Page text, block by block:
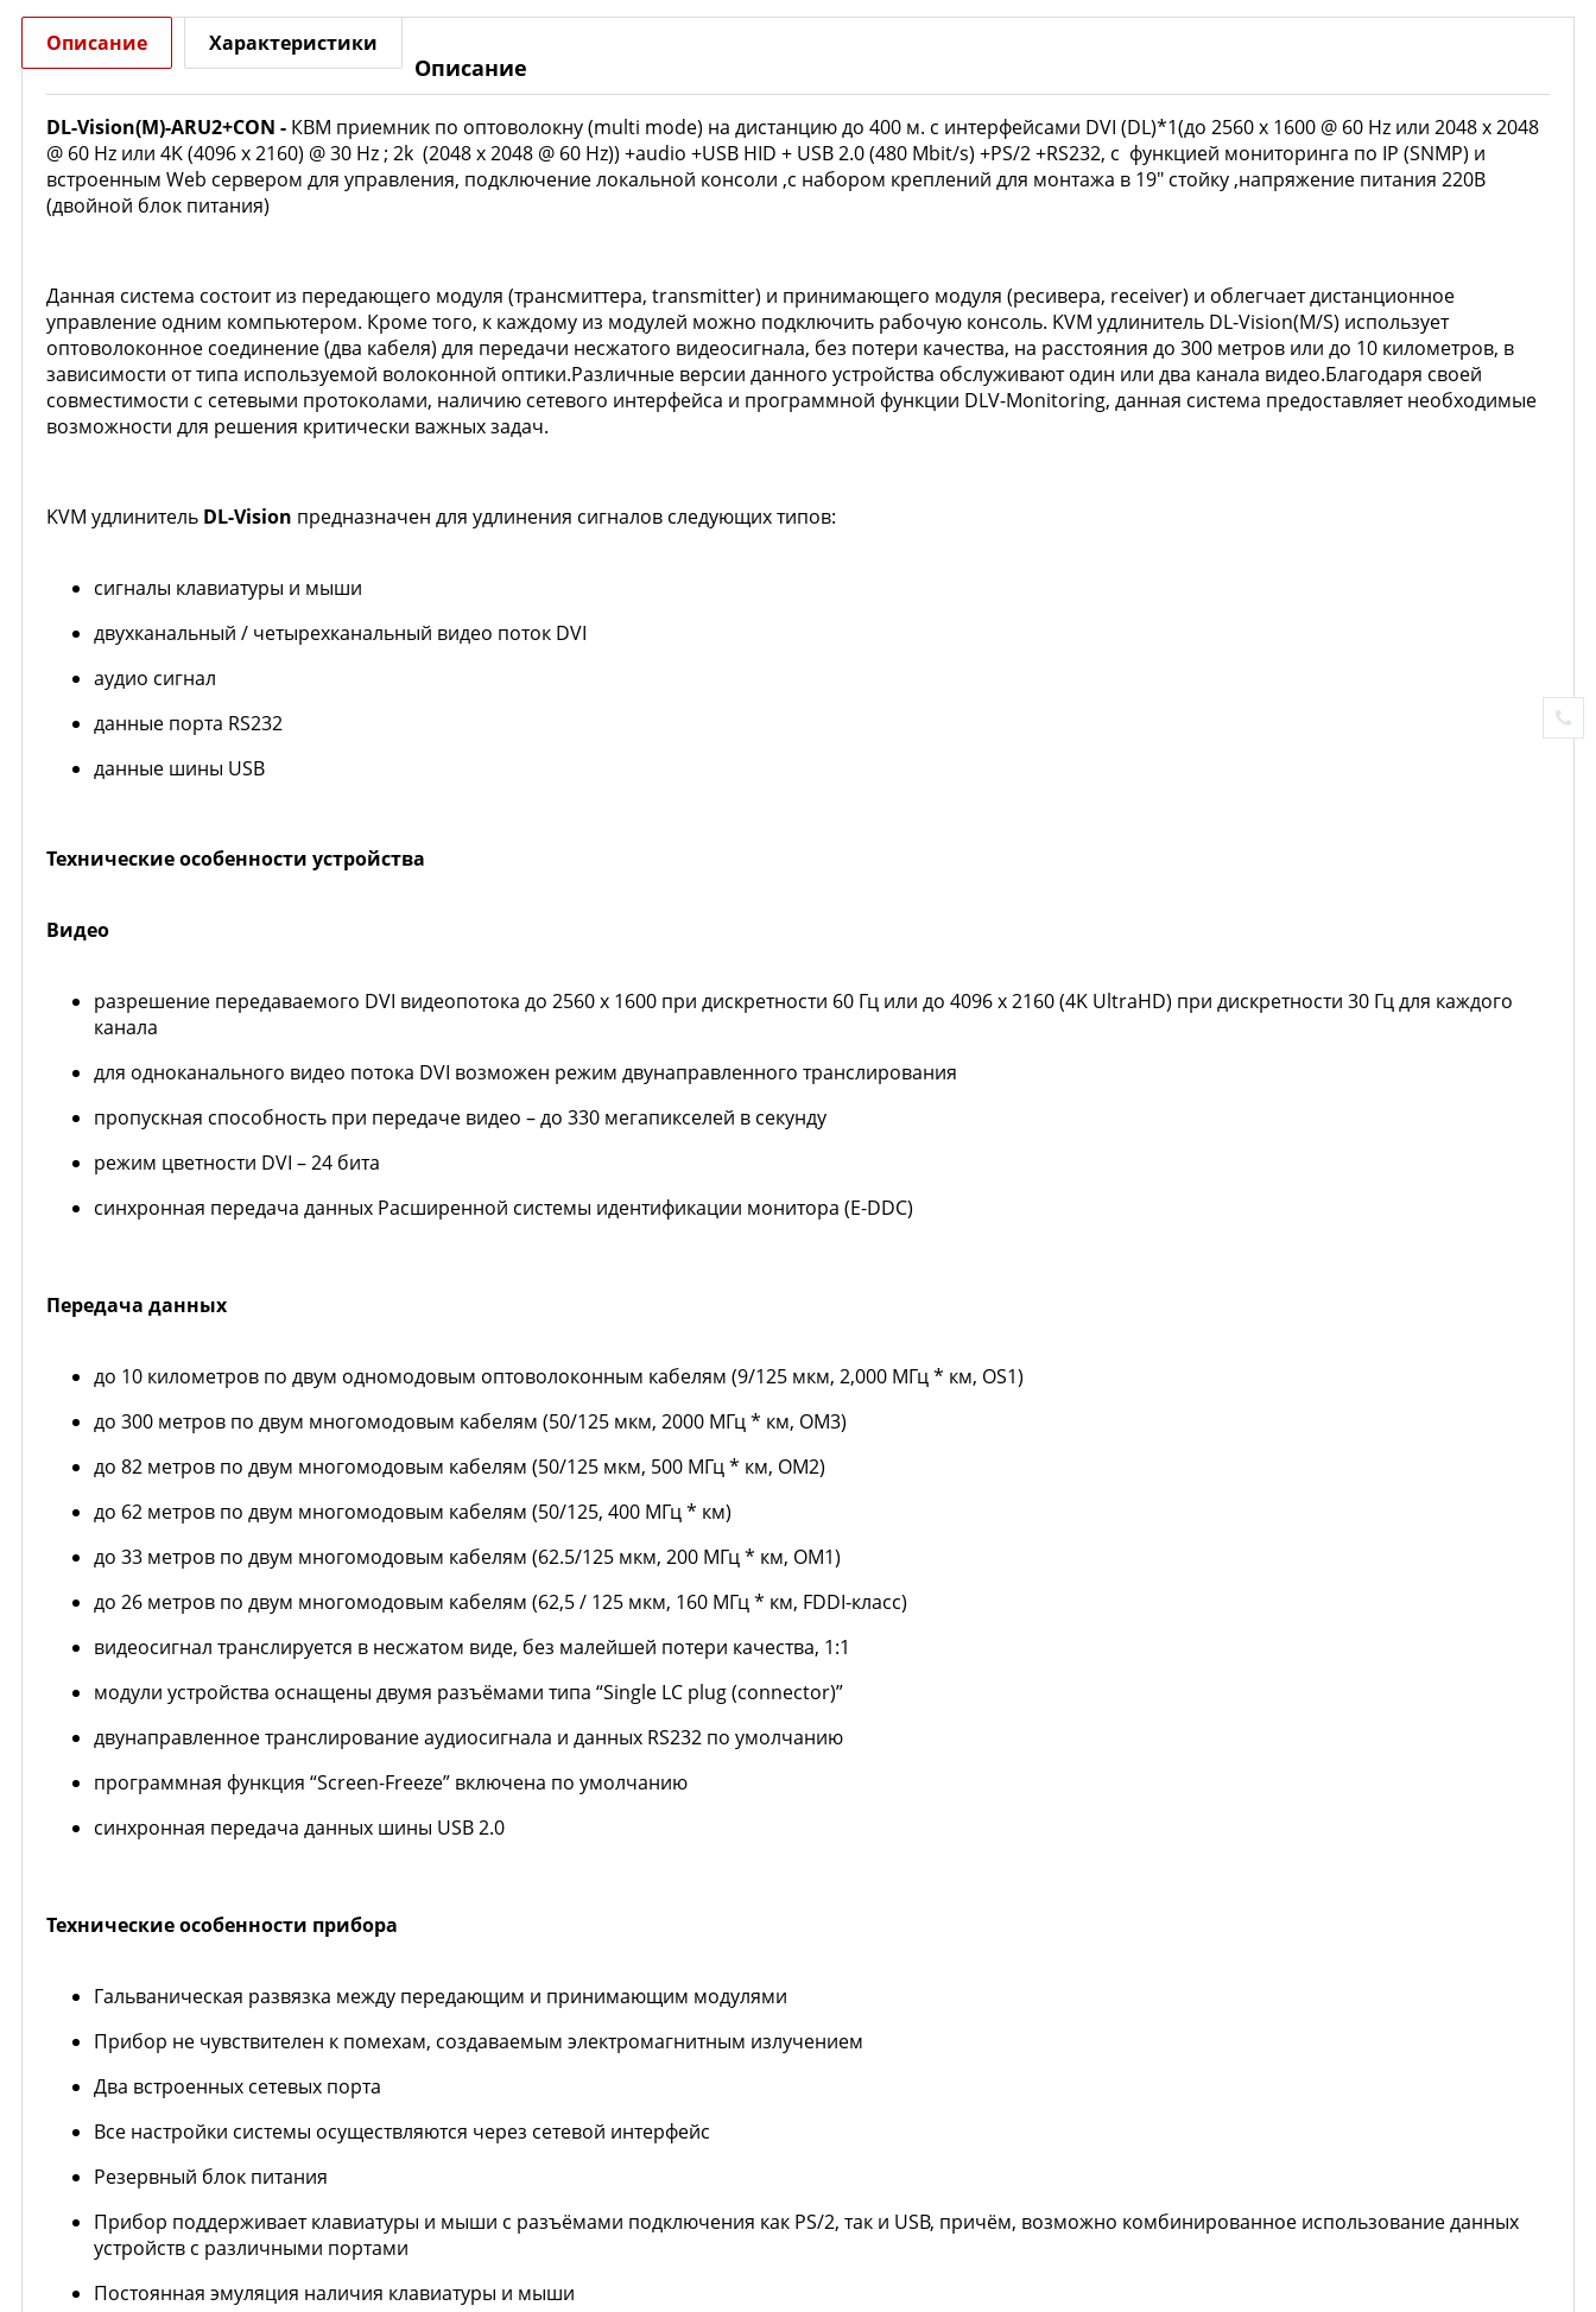
Описание Характеристики
Описание
DL-Vision(M)-ARU2+CON - КВМ приемник по оптоволокну (multi mode) на дистанцию до 400 м. с интерфейсами DVI (DL)*1(до 2560 x 1600 @ 60 Hz или 2048 x 2048
@ 60 Hz или 4K (4096 x 2160) @ 30 Hz ; 2k (2048 x 2048 @ 60 Hz)) +audio +USB HID + USB 2.0 (480 Mbit/s) +PS/2 +RS232, с функцией мониторинга по IP (SNMP) и
встроенным Web сервером для управления, подключение локальной консоли ,с набором креплений для монтажа в 19" стойку ,напряжение питания 220В
(двойной блок питания)
Данная система состоит из передающего модуля (трансмиттера, transmitter) и принимающего модуля (ресивера, receiver) и облегчает дистанционное
управление одним компьютером. Кроме того, к каждому из модулей можно подключить рабочую консоль. KVM удлинитель DL-Vision(M/S) использует
оптоволоконное соединение (два кабеля) для передачи несжатого видеосигнала, без потери качества, на расстояния до 300 метров или до 10 километров, в
зависимости от типа используемой волоконной оптики.Различные версии данного устройства обслуживают один или два канала видео.Благодаря своей
совместимости с сетевыми протоколами, наличию сетевого интерфейса и программной функции DLV-Monitoring, данная система предоставляет необходимые
возможности для решения критически важных задач.
KVM удлинитель DL-Vision предназначен для удлинения сигналов следующих типов:
сигналы клавиатуры и мыши
двухканальный / четырехканальный видео поток DVI
аудио сигнал
данные порта RS232
данные шины USB
Технические особенности устройства
Видео
разрешение передаваемого DVI видеопотока до 2560 х 1600 при дискретности 60 Гц или до 4096 х 2160 (4K UltraHD) при дискретности 30 Гц для каждого
канала
для одноканального видео потока DVI возможен режим двунаправленного транслирования
пропускная способность при передаче видео – до 330 мегапикселей в секунду
режим цветности DVI – 24 бита
синхронная передача данных Расширенной системы идентификации монитора (E-DDC)
Передача данных
до 10 километров по двум одномодовым оптоволоконным кабелям (9/125 мкм, 2,000 МГц * км, OS1)
до 300 метров по двум многомодовым кабелям (50/125 мкм, 2000 МГц * км, OM3)
до 82 метров по двум многомодовым кабелям (50/125 мкм, 500 МГц * км, ОМ2)
до 62 метров по двум многомодовым кабелям (50/125, 400 МГц * км)
до 33 метров по двум многомодовым кабелям (62.5/125 мкм, 200 МГц * км, OM1)
до 26 метров по двум многомодовым кабелям (62,5 / 125 мкм, 160 МГц * км, FDDI-класс)
видеосигнал транслируется в несжатом виде, без малейшей потери качества, 1:1
модули устройства оснащены двумя разъёмами типа “Single LC plug (connector)”
двунаправленное транслирование аудиосигнала и данных RS232 по умолчанию
программная функция “Screen-Freeze” включена по умолчанию
синхронная передача данных шины USB 2.0
Технические особенности прибора
Гальваническая развязка между передающим и принимающим модулями
Прибор не чувствителен к помехам, создаваемым электромагнитным излучением
Два встроенных сетевых порта
Все настройки системы осуществляются через сетевой интерфейс
Резервный блок питания
Прибор поддерживает клавиатуры и мыши с разъёмами подключения как PS/2, так и USB, причём, возможно комбинированное использование данных
устройств с различными портами
Постоянная эмуляция наличия клавиатуры и мыши